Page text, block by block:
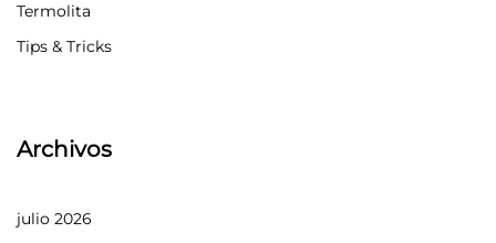
Termolita
Tips & Tricks
Archivos
julio 2026